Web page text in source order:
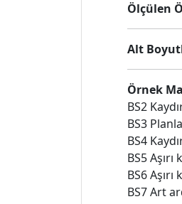
Ölçülen
Alt
Örnek
BS2
BS3
BS4
BS5
BS6
BS7 Art